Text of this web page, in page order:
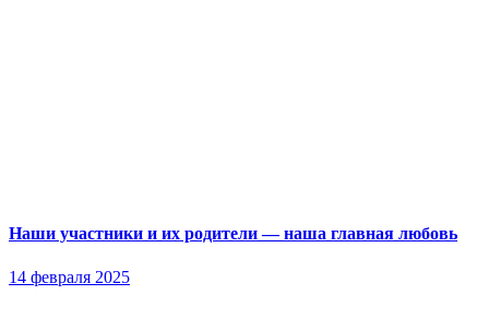
Наши участники и их родители — наша главная любовь
14 февраля 2025